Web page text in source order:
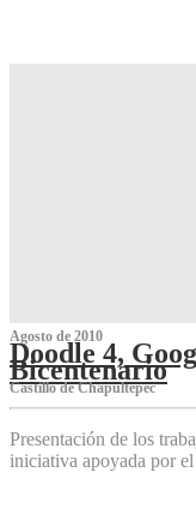
Agosto de 2010
Doodle 4,
Bicentenario
Castillo de Chapultepec
Presentación de los
iniciativa apoyada por